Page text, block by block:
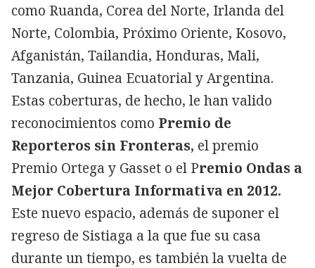
como Ruanda, Corea del Norte, Irlanda del
Norte, Colombia, Próximo Oriente, Kosovo,
Afganistán, Tailandia, Honduras, Mali,
Tanzania, Guinea Ecuatorial y Argentina.
Estas coberturas, de hecho, le han valido
reconocimientos como Premio de
Reporteros sin Fronteras, el premio
Premio Ortega y Gasset o el Premio Ondas a
Mejor Cobertura Informativa en 2012.
Este nuevo espacio, además de suponer el
regreso de Sistiaga a la que fue su casa
durante un tiempo, es también la vuelta de